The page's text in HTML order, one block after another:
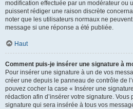
modification effectuée par un modérateur ou
puissent rédiger une raison discrète
noter que les utilisateurs normaux ne
message si une réponse a été publiée.
Haut
Comment puis-je insérer une signature à
Pour insérer une signature à un de vos
créer une depuis le panneau de contrôle de
pouvez cocher la case « Insérer une
rédaction afin d’insérer votre signature.
signature qui sera insérée à tous vos